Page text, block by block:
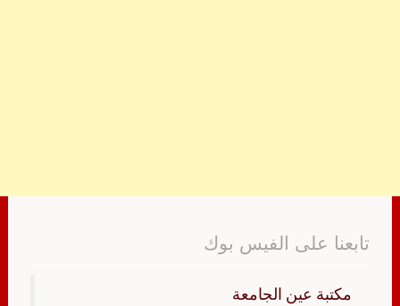
تابعنا على الفيس بوك
‏مكتبة عين الجامعة‏